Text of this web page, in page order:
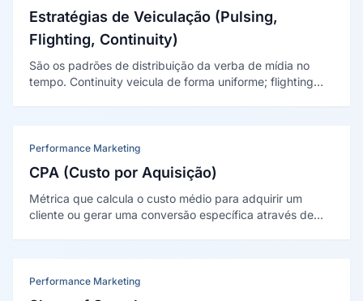
Estratégias de Veiculação (Pulsing,
Flighting, Continuity)
São os padrões de distribuição da verba de mídia no
tempo. Continuity veicula de forma uniforme; flighting
Performance Marketing
CPA (Custo por Aquisição)
Métrica que calcula o custo médio para adquirir um
cliente ou gerar uma conversão específica através de
Performance Marketing